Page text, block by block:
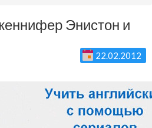
Энистон и
22.02.2012